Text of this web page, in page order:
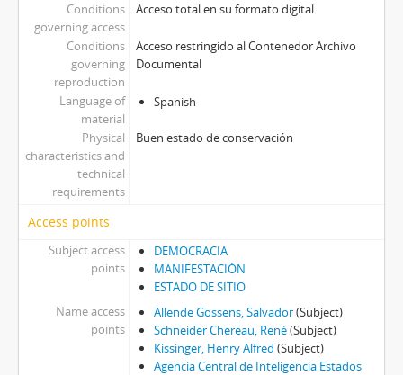
Conditions
governing access
Acceso total en su formato digital
Conditions
governing
reproduction
Acceso restringido al Contenedor Archivo
Documental
Language of
material
Spanish
Physical
characteristics and
technical
requirements
Buen estado de conservación
Access points
Subject access
points
DEMOCRACIA
MANIFESTACIÓN
ESTADO DE SITIO
Name access
points
Allende Gossens, Salvador(Subject)
Schneider Chereau, René(Subject)
Kissinger, Henry Alfred (Subject)
Agencia Central de Inteligencia Estados